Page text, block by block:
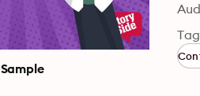
Sample